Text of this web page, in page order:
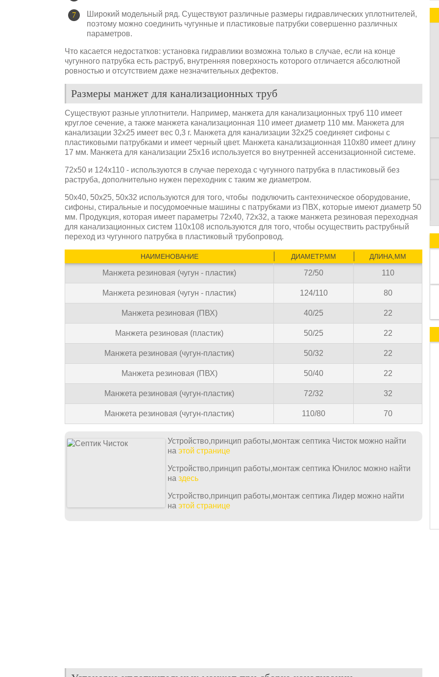
Широкий модельный ряд. Существуют различные размеры гидравлических уплотнителей,
поэтому можно соединить чугунные и пластиковые патрубки совершенно различных
параметров.
Что касается недостатков: установка гидравлики возможна только в случае, если на конце
чугунного патрубка есть раструб, внутренняя поверхность которого отличается абсолютной
ровностью и отсутствием даже незначительных дефектов.
Размеры манжет для канализационных труб
Существуют разные уплотнители. Например, манжета для канализационных труб 110 имеет
круглое сечение, а также манжета канализационная 110 имеет диаметр 110 мм. Манжета для
канализации 32х25 имеет вес 0,3 г. Манжета для канализации 32х25 соединяет сифоны с
пластиковыми патрубками и имеет черный цвет. Манжета канализационная 110х80 имеет длину
17 мм. Манжета для канализации 25х16 используется во внутренней ассенизационной системе.
72х50 и 124х110 - используются в случае перехода с чугунного патрубка в пластиковый без
раструба, дополнительно нужен переходник с таким же диаметром.
50х40, 50х25, 50х32 используются для того, чтобы подключить сантехническое оборудование,
сифоны, стиральные и посудомоечные машины с патрубками из ПВХ, которые имеют диаметр 50
мм. Продукция, которая имеет параметры 72х40, 72х32, а также манжета резиновая переходная
для канализационных систем 110х108 используются для того, чтобы осуществить раструбный
переход из чугунного патрубка в пластиковый трубопровод.
НАИМЕНОВАНИЕ ДИАМЕТР,ММ ДЛИНА,ММ
Манжета резиновая (чугун - пластик) 72/50 110
Манжета резиновая (чугун - пластик) 124/110 80
Манжета резиновая (ПВХ) 40/25 22
Манжета резиновая (пластик) 50/25 22
Манжета резиновая (чугун-пластик) 50/32 22
Манжета резиновая (ПВХ) 50/40 22
Манжета резиновая (чугун-пластик) 72/32 32
Манжета резиновая (чугун-пластик) 110/80 70
Устройство,принцип работы,монтаж септика Чисток можно найти
на этой странице
Устройство,принцип работы,монтаж септика Юнилос можно найти
на здесь
Устройство,принцип работы,монтаж септика Лидер можно найти
на этой странице